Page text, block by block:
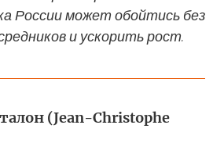
России может обойтись без
и ускорить рост.
(Jean-Christophe